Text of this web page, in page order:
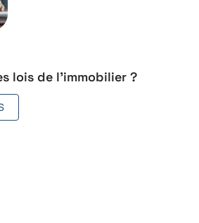
lois de l’immobilier ?